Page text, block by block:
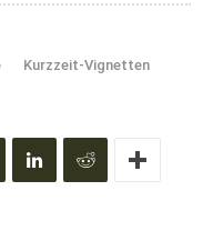
Kurzzeit-Vignetten